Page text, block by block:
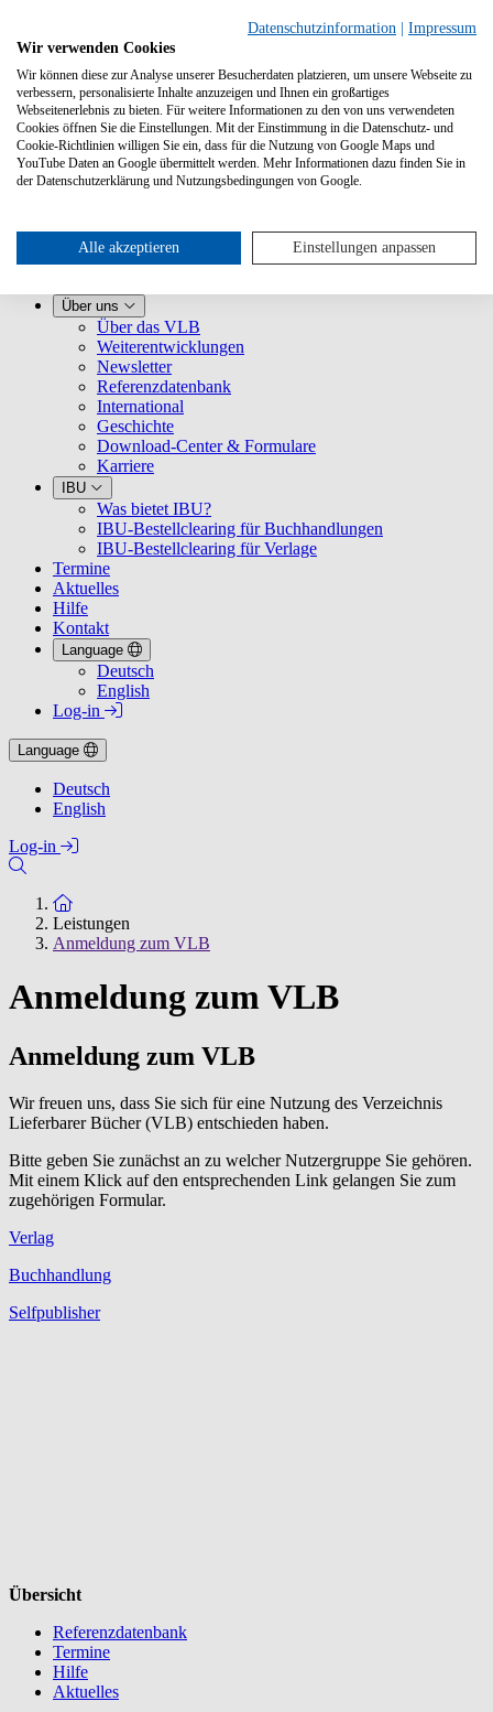
Leistungen
VLB kennenlernen
Für Selfpublisher
Für Dienstleister
Über uns
Über das VLB
Weiterentwicklungen
Newsletter
Referenzdatenbank
International
Geschichte
Download-Center & Formulare
Karriere
IBU
Was bietet IBU?
IBU-Bestellclearing für Buchhandlungen
IBU-Bestellclearing für Verlage
Termine
Aktuelles
Hilfe
Kontakt
Language
Deutsch
English
Log-in
Language
Deutsch
English
Log-in
Zur Startseite
Leistungen
Anmeldung zum VLB
Anmeldung zum VLB
Anmeldung zum VLB
Wir freuen uns, dass Sie sich für eine Nutzung des Verzeichnis
Lieferbarer Bücher (VLB) entschieden haben.
Bitte geben Sie zunächst an zu welcher Nutzergruppe Sie gehören.
Mit einem Klick auf den entsprechenden Link gelangen Sie zum
zugehörigen Formular.
Verlag
Buchhandlung
Selfpublisher
Übersicht
Referenzdatenbank
Termine
Hilfe
Aktuelles
Datenschutzinformation
Impressum
Wir verwenden Cookies
Wir können diese zur Analyse unserer Besucherdaten platzieren, um unsere Webseite zu
verbessern, personalisierte Inhalte anzuzeigen und Ihnen ein großartiges
Webseitenerlebnis zu bieten. Für weitere Informationen zu den von uns verwendeten
Cookies öffnen Sie die Einstellungen. Mit der Einstimmung in die Datenschutz- und
Cookie-Richtlinien willigen Sie ein, dass für die Nutzung von Google Maps und
YouTube Daten an Google übermittelt werden. Mehr Informationen dazu finden Sie in
der Datenschutzerklärung und Nutzungsbedingungen von Google.
Alle akzeptieren Einstellungen anpassen